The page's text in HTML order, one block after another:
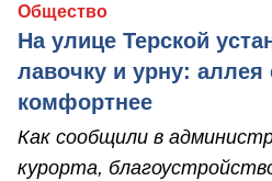
Общество
На улице Терской
лавочку и урну: аллея
комфортнее
Как сообщили в
курорта,